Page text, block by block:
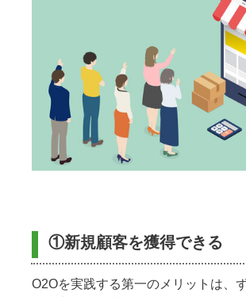
①新規顧客を獲得できる
O2Oを実践する第一のメリットは、